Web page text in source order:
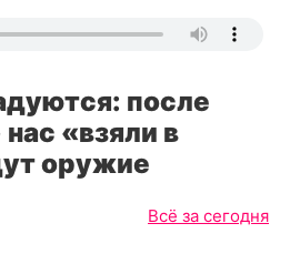
после
«взяли в
оружие
Всё за сегодня